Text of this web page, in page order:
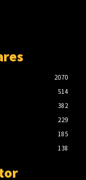
2070
514
382
229
185
138